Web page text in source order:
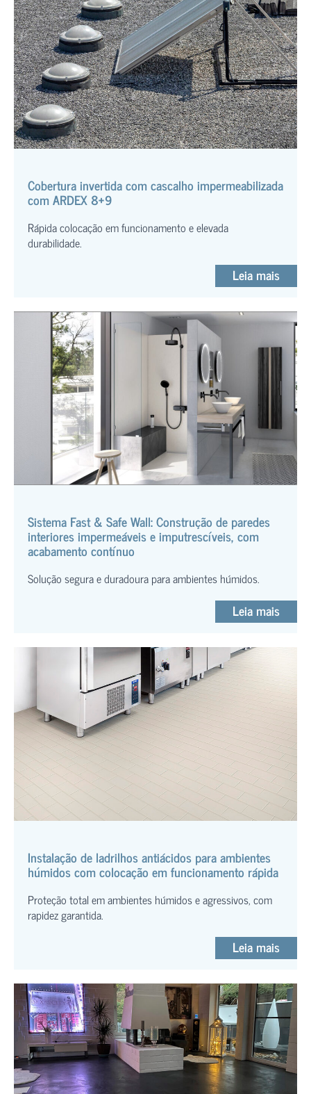
Cobertura invertida com cascalho impermeabilizada
com ARDEX 8+9
Rápida colocação em funcionamento e elevada
durabilidade.
Leia mais
Sistema Fast & Safe Wall: Construção de paredes
interiores impermeáveis e imputrescíveis, com
acabamento contínuo
Solução segura e duradoura para ambientes húmidos.
Leia mais
Instalação de ladrilhos antiácidos para ambientes
húmidos com colocação em funcionamento rápida
Proteção total em ambientes húmidos e agressivos, com
rapidez garantida.
Leia mais